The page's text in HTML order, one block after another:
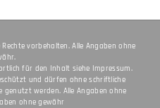
Rechte vorbehalten. Alle Angaben ohne
für den Inhalt siehe Impressum.
und dürfen ohne schriftliche
werden. Alle Angaben ohne
ohne gewähr